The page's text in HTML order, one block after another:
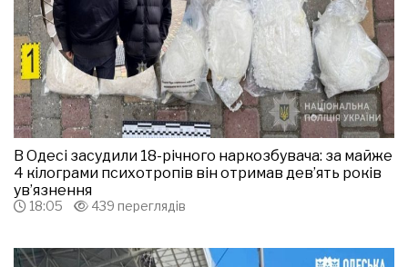
В Одесі засудили 18-річного наркозбувача: за майже
4 кілограми психотропів він отримав дев’ять років
ув’язнення
18:05 439 переглядів